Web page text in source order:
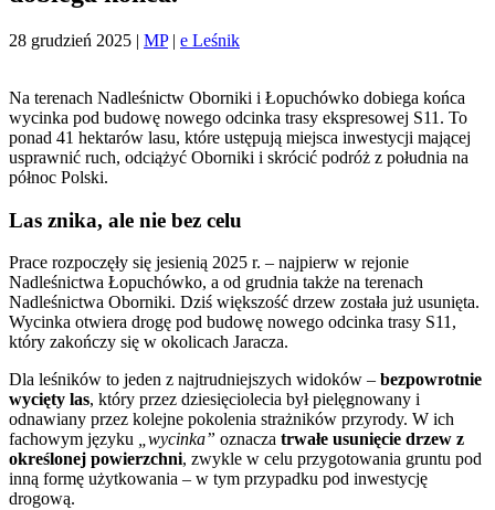
28 grudzień 2025 | MP| e Leśnik
Na terenach Nadleśnictw Oborniki i Łopuchówko dobiega końca
wycinka pod budowę nowego odcinka trasy ekspresowej S11. To
ponad 41 hektarów lasu, które ustępują miejsca inwestycji mającej
usprawnić ruch, odciążyć Oborniki i skrócić podróż z południa na
północ Polski.
Las znika, ale nie bez celu
Prace rozpoczęły się jesienią 2025 r. – najpierw w rejonie
Nadleśnictwa Łopuchówko, a od grudnia także na terenach
Nadleśnictwa Oborniki. Dziś większość drzew została już usunięta.
Wycinka otwiera drogę pod budowę nowego odcinka trasy S11,
który zakończy się w okolicach Jaracza.
Dla leśników to jeden z najtrudniejszych widoków – bezpowrotnie
wycięty las, który przez dziesięciolecia był pielęgnowany i
odnawiany przez kolejne pokolenia strażników przyrody. W ich
fachowym języku
„wycinka” oznacza trwałe usunięcie drzew z
określonej powierzchni, zwykle w celu przygotowania gruntu pod
inną formę użytkowania – w tym przypadku pod inwestycję
drogową.